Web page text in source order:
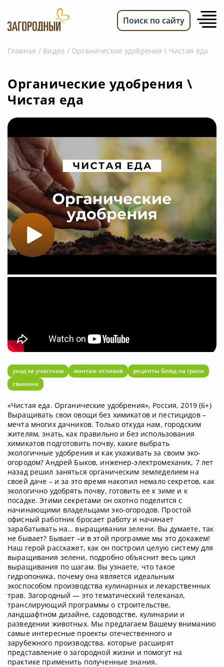
НОВОСТИ
ТЕЛЕПРОГРАММА
РЕКЛАМОДАТЕЛЯМ
Поиск по сайту
Главная Видео Органические удобрения \ Чистая еда
Органические удобрения \
Чистая еда
уход за участком монтаж отливов
рецепты блюд на гриле
свинина
«Чистая еда. Органические удобрения», Россия, 2019 (6+)
Выращивать свои овощи без химикатов и пестицидов –
мечта многих дачников. Только откуда нам, городским
жителям, знать, как правильно и без использования
химикатов подготовить почву, какие выбрать
экологичные удобрения и как ухаживать за своим эко-
огородом? Андрей Быков, инженер-электромеханик, 7 лет
назад решил заняться органическим земледелием на
своей даче – и за это время накопил немало секретов, как
экологично удобрять почву, готовить ее к зиме и к
посадке. Этими секретами он охотно поделится с
начинающими владельцами эко-огородов. Простой
офисный работник бросает работу и начинает
зарабатывать на… выращивании зелени. Вы думаете, так
не бывает? Бывает –и в этой программе мы это докажем!
Наш герой расскажет, как он построил целую систему для
выращивания зелени, подробно объяснит весь цикл
выращивания по шагам. Вы узнаете, что такое
гидропоника, почему она является идеальным
экоспособом производства кулинарных и лекарственных
трав. Загородный — это тематический телеканал,
транслирующий программы о строительстве,
ландшафтном дизайне, садоводстве, кулинарии и
разведении животных. Мы предлагаем Вашему вниманию
самые интересные проекты отечественного и
зарубежного производства, которые расширят
представление о загородной жизни и помогут на
практике применить полученные знания.